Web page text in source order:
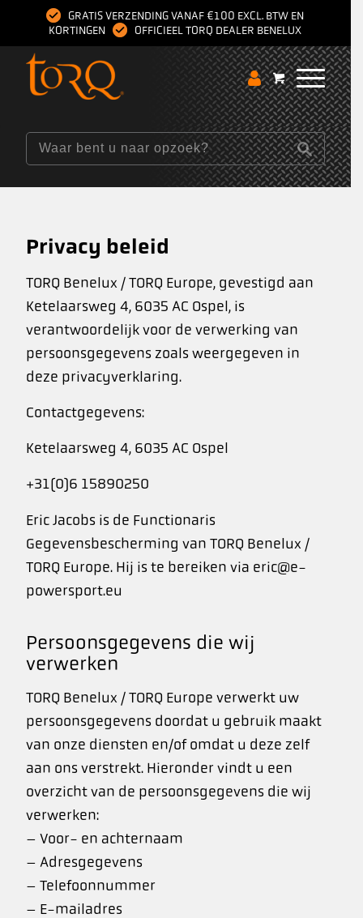
GRATIS VERZENDING VANAF €100 EXCL. BTW EN
KORTINGEN
OFFICIEEL TORQ DEALER BENELUX
Privacy beleid
TORQ Benelux / TORQ Europe, gevestigd aan
Ketelaarsweg 4, 6035 AC Ospel, is
verantwoordelijk voor de verwerking van
persoonsgegevens zoals weergegeven in
deze privacyverklaring.
Contactgegevens:
Ketelaarsweg 4, 6035 AC Ospel
+31(0)6 15890250
Eric Jacobs is de Functionaris
Gegevensbescherming van TORQ Benelux /
TORQ Europe. Hij is te bereiken via eric@e-
powersport.eu
Persoonsgegevens die wij
verwerken
TORQ Benelux / TORQ Europe verwerkt uw
persoonsgegevens doordat u gebruik maakt
van onze diensten en/of omdat u deze zelf
aan ons verstrekt. Hieronder vindt u een
overzicht van de persoonsgegevens die wij
verwerken:
– Voor- en achternaam
– Adresgegevens
– Telefoonnummer
– E-mailadres